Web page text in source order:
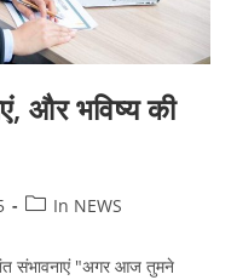
और भविष्य की
PostIn NEWS
संभावनाएं "अगर आज तुमने